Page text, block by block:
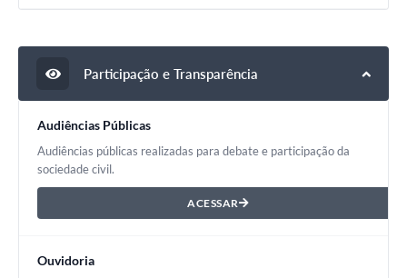
Participação e Transparência
Audiências Públicas
Audiências públicas realizadas para debate e participação da
sociedade civil.
ACESSAR
Ouvidoria